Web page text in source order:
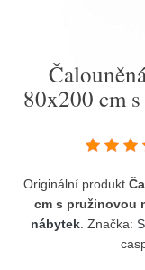
80x200 cm
Originální produkt
cm s pružinovou
nábytek . Značka: